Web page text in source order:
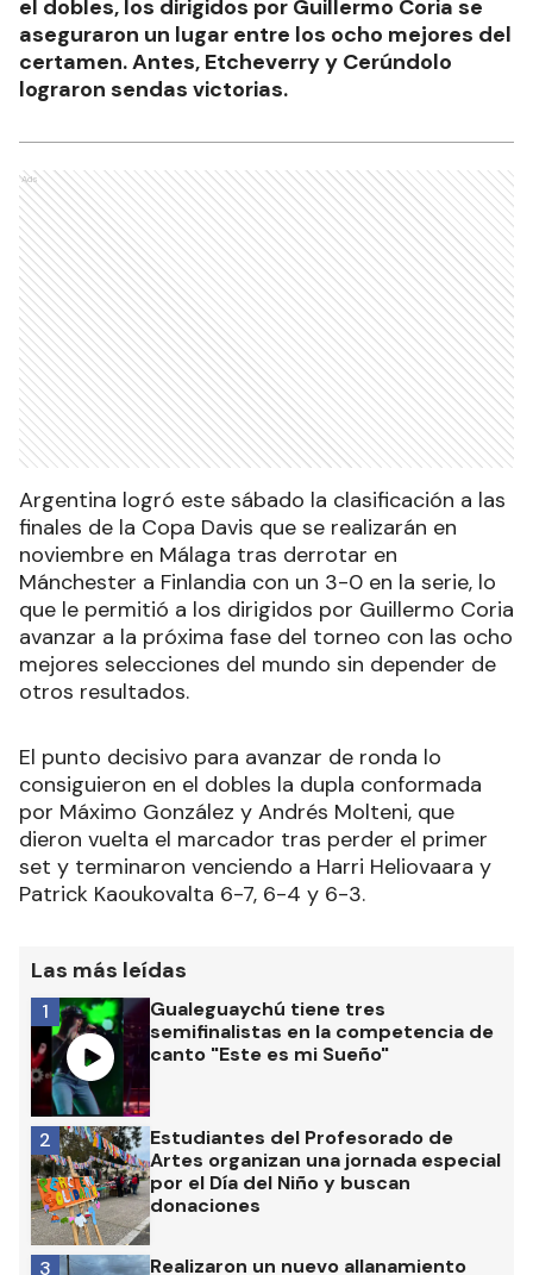
el dobles, los dirigidos por Guillermo Coria se
aseguraron un lugar entre los ocho mejores del
certamen. Antes, Etcheverry y Cerúndolo
lograron sendas victorias.
Ads
Argentina logró este sábado la clasificación a las
finales de la Copa Davis que se realizarán en
noviembre en Málaga tras derrotar en
Mánchester a Finlandia con un 3-0 en la serie, lo
que le permitió a los dirigidos por Guillermo Coria
avanzar a la próxima fase del torneo con las ocho
mejores selecciones del mundo sin depender de
otros resultados.
El punto decisivo para avanzar de ronda lo
consiguieron en el dobles la dupla conformada
por Máximo González y Andrés Molteni, que
dieron vuelta el marcador tras perder el primer
set y terminaron venciendo a Harri Heliovaara y
Patrick Kaoukovalta 6-7, 6-4 y 6-3.
Las más leídas
Gualeguaychú tiene tres
semifinalistas en la competencia de
canto "Este es mi Sueño"
1
Estudiantes del Profesorado de
Artes organizan una jornada especial
por el Día del Niño y buscan
donaciones
2
Realizaron un nuevo allanamiento
3